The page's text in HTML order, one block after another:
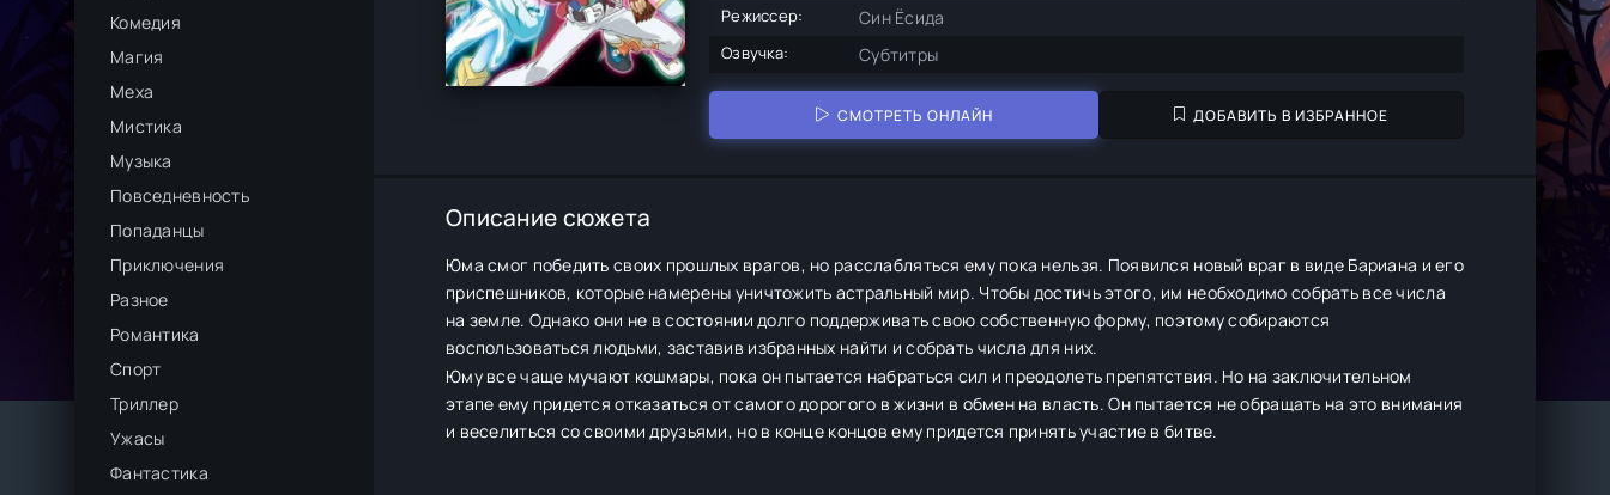
Комедия
Магия
Меха
Мистика
Музыка
Повседневность
Попаданцы
Приключения
Разное
Романтика
Спорт
Триллер
Ужасы
Фантастика
Режиссер: Син Ёсида
Озвучка: Субтитры
СМОТРЕТЬ ОНЛАЙН ДОБАВИТЬ В ИЗБРАННОЕ
Описание сюжета
Юма смог победить своих прошлых врагов, но расслабляться ему пока нельзя. Появился новый враг в виде Бариана и его
приспешников, которые намерены уничтожить астральный мир. Чтобы достичь этого, им необходимо собрать все числа
на земле. Однако они не в состоянии долго поддерживать свою собственную форму, поэтому собираются
воспользоваться людьми, заставив избранных найти и собрать числа для них.
Юму все чаще мучают кошмары, пока он пытается набраться сил и преодолеть препятствия. Но на заключительном
этапе ему придется отказаться от самого дорогого в жизни в обмен на власть. Он пытается не обращать на это внимания
и веселиться со своими друзьями, но в конце концов ему придется принять участие в битве.